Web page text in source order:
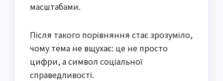
масштабами.
Після такого порівняння стає зрозуміло,
чому тема не вщухає: це не просто
цифри, а символ соціальної
справедливості.